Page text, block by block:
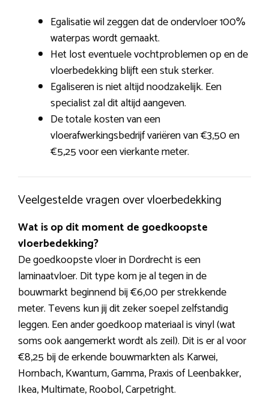
Egalisatie wil zeggen dat de ondervloer 100%
waterpas wordt gemaakt.
Het lost eventuele vochtproblemen op en de
vloerbedekking blijft een stuk sterker.
Egaliseren is niet altijd noodzakelijk. Een
specialist zal dit altijd aangeven.
De totale kosten van een
vloerafwerkingsbedrijf variëren van €3,50 en
€5,25 voor een vierkante meter.
Veelgestelde vragen over vloerbedekking
Wat is op dit moment de goedkoopste
vloerbedekking?
De goedkoopste vloer in Dordrecht is een
laminaatvloer. Dit type kom je al tegen in de
bouwmarkt beginnend bij €6,00 per strekkende
meter. Tevens kun jij dit zeker soepel zelfstandig
leggen. Een ander goedkoop materiaal is vinyl (wat
soms ook aangemerkt wordt als zeil). Dit is er al voor
€8,25 bij de erkende bouwmarkten als Karwei,
Hornbach, Kwantum, Gamma, Praxis of Leenbakker,
Ikea, Multimate, Roobol, Carpetright.